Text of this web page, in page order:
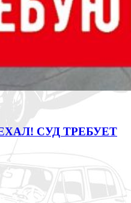
СУД ТРЕБУЕТ